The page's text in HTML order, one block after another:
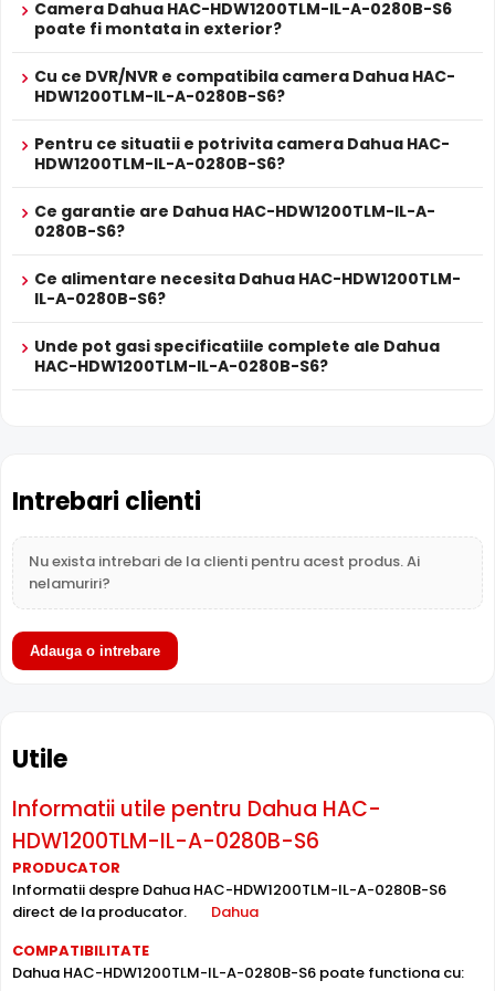
Infrarosu Inteligent (Smart IR)
Dahua HAC-HDW1200TLM-IL-A-0280B-S6 este dotata cu
automat intensitatea iluminatorului in infrarosu in functie
de distanta obiectului, eliminand riscul de suprasaturare
dotata camera Dahua HAC-HDW1200TLM-IL-A-0280B-S6,
(de exemplu, in dreptul unei ferestre sau a unei usi de
acces) sa fie vizibile.
Microfon Incorporat
Dahua HAC-HDW1200TLM-IL-A-0280B-S6 dispune de
timp real. Sunetul se sincronizeaza cu imaginea video,
utila pentru verificarea evenimentelor si conversatiilor din
Camera Dahua HAC-HDW1200TLM-IL-A-0280B-S6
poate fi montata in exterior?
Cu ce DVR/NVR e compatibila camera Dahua HAC-
HDW1200TLM-IL-A-0280B-S6?
Pentru ce situatii e potrivita camera Dahua HAC-
HDW1200TLM-IL-A-0280B-S6?
Ce garantie are Dahua HAC-HDW1200TLM-IL-A-
0280B-S6?
Ce alimentare necesita Dahua HAC-HDW1200TLM-
IL-A-0280B-S6?
Unde pot gasi specificatiile complete ale Dahua
HAC-HDW1200TLM-IL-A-0280B-S6?
Intrebari clienti
Nu exista intrebari de la clienti pentru acest produs. Ai
nelamuriri?
Adauga o intrebare
Utile
Informatii utile pentru Dahua HAC-
HDW1200TLM-IL-A-0280B-S6
PRODUCATOR
Informatii despre Dahua HAC-HDW1200TLM-IL-A-0280B-S6
direct de la producator.
Dahua
COMPATIBILITATE
Dahua HAC-HDW1200TLM-IL-A-0280B-S6 poate functiona cu: